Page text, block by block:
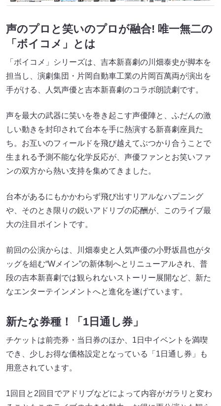
声のプロと笑いのプロが融合! 唯一無二の
「ボイコメ」とは
「ボイコメ」シリーズは、吉本新喜劇の川畑泰史が脚本を
担当し、演劇集団・片岡自動車工業の片岡百萬両が演出を
手がける、人気声優と吉本新喜劇のコラボ朗読劇です。
声を最大の武器に笑いを巻き起こす声優陣と、ふだんの激
しい動きを封印されて台本を手に熱演する新喜劇座員た
ち。お互いのフィールドを飛び越えてぶつかり合うことで
生まれる予測不能な化学反応が、声優ファンとお笑いファ
ンの双方から熱い支持を集めてきました。
台本があるにもかかわらず飛び出すリアルなハプニング
や、そのとき限りの鋭いアドリブの応酬が、このライブ最
大の注目ポイントです。
前回の公演からは、川畑泰史と人気声優の小野坂昌也がタ
ッグを組む“Wメイン”の新体制へとリニューアルされ、普
段の吉本新喜劇では観られないストーリー展開など、新た
なエンターテインメントへと進化を遂げています。
新たな券種！「1日通し券」
チケットは前売券・当日券のほか、1日中イベントを満喫
でき、少しお得な価格設定となっている「1日通し券」も
用意されています。
1回目と2回目でアドリブなどによって内容がガラリと変わ